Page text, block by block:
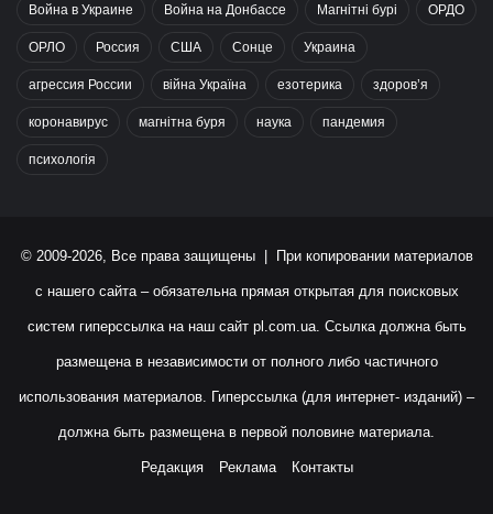
Война в Украине Война на Донбассе Магнітні бурі ОРДО
ОРЛО Россия США Сонце Украина
агрессия России війна Україна езотерика здоров’я
коронавирус магнітна буря наука пандемия
психологія
© 2009-2026, Все права защищены | При копировании материалов
с нашего сайта – обязательна прямая открытая для поисковых
систем гиперссылка на наш сайт pl.com.ua. Ссылка должна быть
размещена в независимости от полного либо частичного
использования материалов. Гиперссылка (для интернет- изданий) –
должна быть размещена в первой половине материала.
Редакция Реклама Контакты